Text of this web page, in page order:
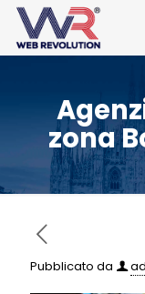
zona
Pubblicato da